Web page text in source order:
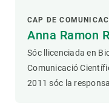
CAP DE
Anna Ramon
Sóc llicenciada en
Comunicació
2011 sóc la